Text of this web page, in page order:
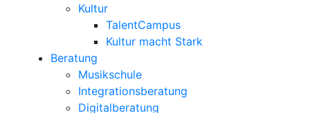
Kultur
TalentCampus
Kultur macht Stark
Beratung
Musikschule
Integrationsberatung
Digitalberatung